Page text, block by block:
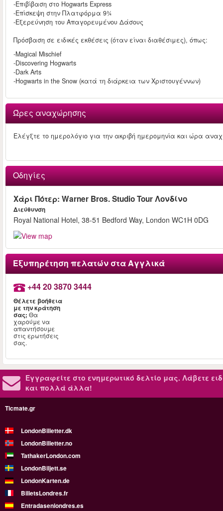
-Επιβίβαση στο Hogwarts Express
-Επίσκεψη στην Πλατφόρμα 9¾
-Εξερεύνηση του Απαγορευμένου Δάσους
Πρόσβαση σε ειδικές εκθέσεις (όταν είναι διαθέσιμες), όπως:
-Magical Mischief
-Discovering Hogwarts
-Dark Arts
-Hogwarts in the Snow (κατά τη διάρκεια των Χριστουγέννων)
Ώρες αναχώρησης
Ελέγξτε το ημερολόγιο για την ακριβή ημερομηνία και ώρα
Οδηγίες
Χάρι Πότερ: Warner Bros. Studio Tour Λονδίνο
Διεύθυνση
Royal National Hotel, 38-51 Bedford Way, London WC1H 0DG
Εξυπηρέτηση πελατών στα Αγγλικά
+44 20 3870 3444
Θέλετε βοήθεια
με την κράτηση
σας; Θα
χαρούμε να
απαντήσουμε
στις ερωτήσεις
σας.
Εγγραφείτε στο ενημερωτικό δελτίο μας. Λάβετε
και πολλά άλλα!
Ticmate.gr
LondonBilletter.dk
LondonBilletter.no
TathakerLondon.com
LondonBiljett.se
LondonKarten.de
BilletsLondres.fr
Entradasenlondres.es